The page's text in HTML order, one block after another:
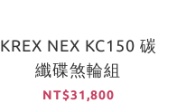
KREX NEX KC150 碳
纖碟煞輪組
NT$31,800